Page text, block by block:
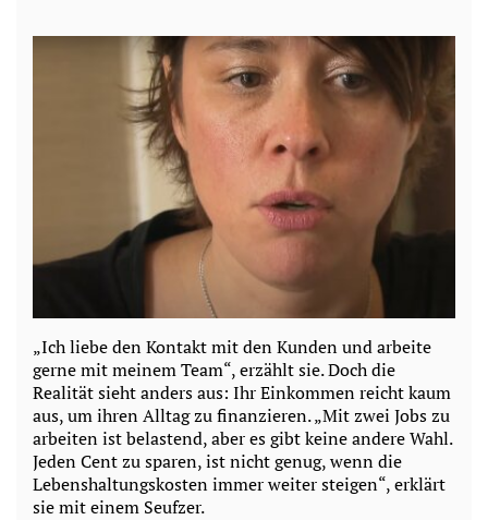
„Ich liebe den Kontakt mit den Kunden und arbeite
gerne mit meinem Team“, erzählt sie. Doch die
Realität sieht anders aus: Ihr Einkommen reicht kaum
aus, um ihren Alltag zu finanzieren. „Mit zwei Jobs zu
arbeiten ist belastend, aber es gibt keine andere Wahl.
Jeden Cent zu sparen, ist nicht genug, wenn die
Lebenshaltungskosten immer weiter steigen“, erklärt
sie mit einem Seufzer.